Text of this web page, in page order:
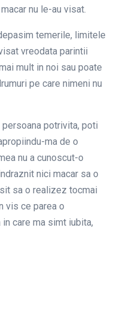
nu le-au visat.
temerile, limitele
vreodata parintii
mult in noi sau poate
pe care nimeni nu
potrivita, poti
ma de o
nu a cunoscut-o
nici macar sa o
sa o realizez tocmai
vis ce parea o
care ma simt iubita,